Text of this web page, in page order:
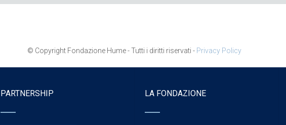
© Copyright Fondazione Hume - Tutti i diritti riservati - Privacy Policy
PARTNERSHIP LA FONDAZIONE